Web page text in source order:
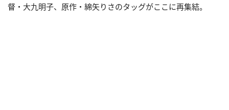
督・大九明子、原作・綿矢りさのタッグがここに再集結。